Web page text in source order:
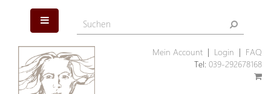
Mein Account| Login
FAQ
Tel: 039-292678168